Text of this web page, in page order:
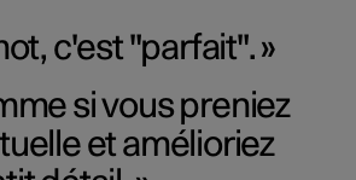
c'est "parfait". »
si vous preniez
et amélioriez